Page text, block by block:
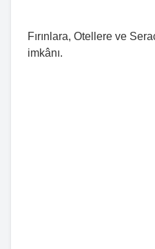
Fırınlara, Otellere ve
imkânı.